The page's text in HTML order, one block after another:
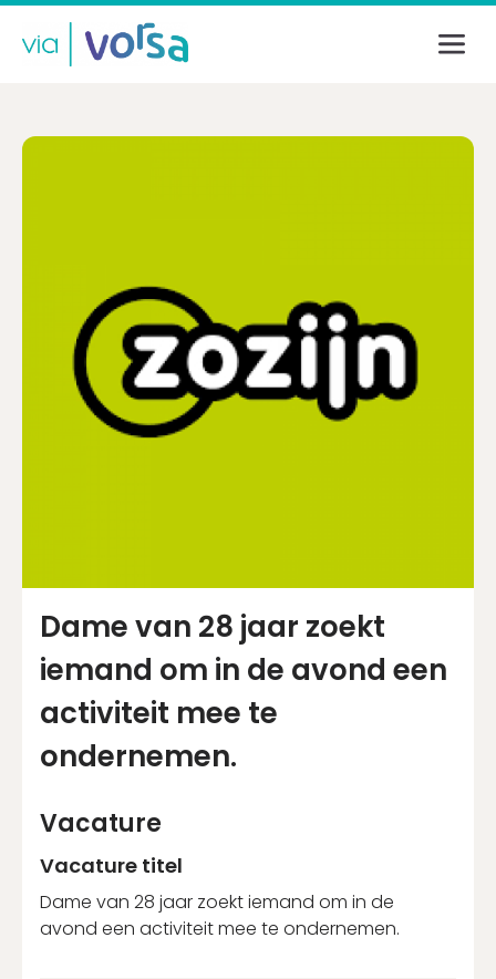
Dame van 28 jaar zoekt
iemand om in de avond een
activiteit mee te
ondernemen.
Vacature
Vacature titel
Dame van 28 jaar zoekt iemand om in de
avond een activiteit mee te ondernemen.
E-mailadres
Login
Wachtwoord vergeten?
Account aanmaken